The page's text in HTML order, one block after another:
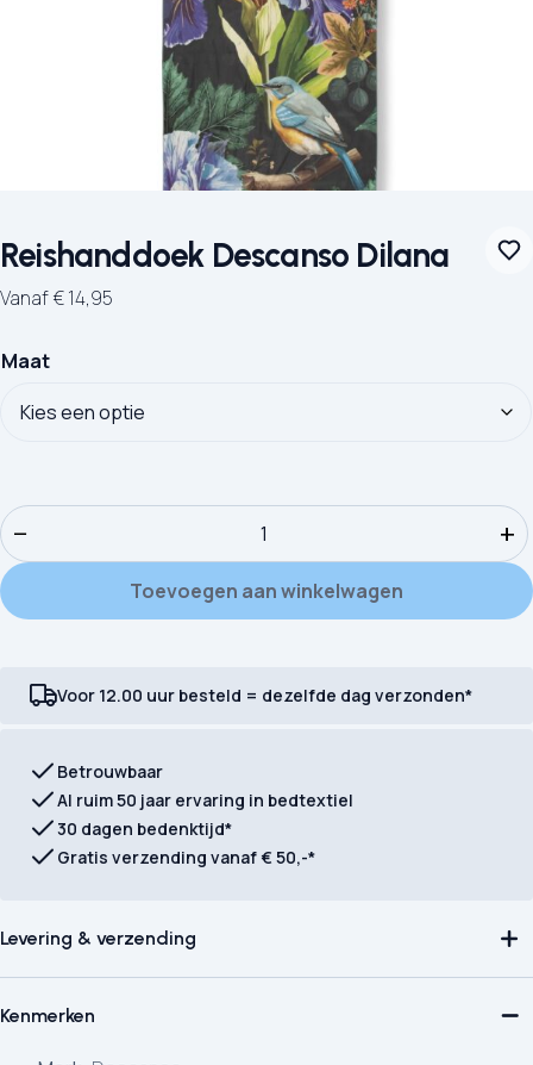
Reishanddoek Descanso Dilana
Vanaf€14,95
Maat
Reishanddoek Descanso Dilana aantal
− +
Toevoegen aan winkelwagen
Voor 12.00 uur besteld = dezelfde dag verzonden*
Betrouwbaar
Al ruim 50 jaar ervaring in bedtextiel
30 dagen bedenktijd*
Gratis verzending vanaf € 50,-*
Levering & verzending
Kenmerken